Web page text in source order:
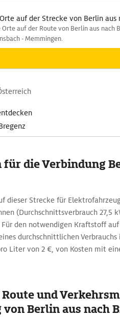
auf der Strecke von Berlin aus
auf der Route von Berlin aus nach
- Memmingen.
die Verbindung
dieser Strecke für
(Durchschnittsverbrauch 27,5
den notwendigen Kraftstoff
durchschnittlichen
Liter von 2 €, von Kosten mit
und
Berlin aus nach